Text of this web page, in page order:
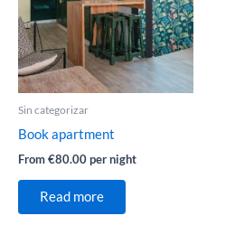
Sin categorizar
Book apartment
From€80.00per night
Read more